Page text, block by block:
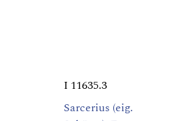
I 11635.3
Sarcerius (eig.